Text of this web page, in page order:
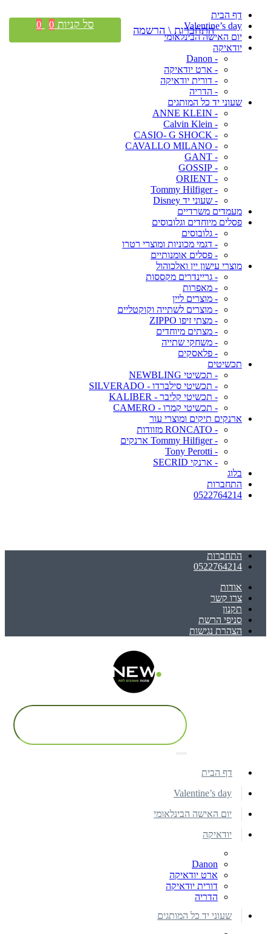
דף הבית
Valentine’s day
יום האישה הבינלאומי
יודאיקה
- Danon
- ארט יודאיקה
- דורית יודאיקה
- הדריה
שעוני יד כל המותגים
- ANNE KLEIN
- Calvin Klein
- CASIO- G SHOCK
- CAVALLO MILANO
- GANT
- GOSSIP
- ORIENT
- Tommy Hilfiger
- שעוני יד Disney
מעמדים משרדיים
פסלים מיוחדים וגלובוסים
- גלובוסים
- דגמי מכוניות ומוצרי רטרו
- פסלים אומנותיים
מוצרי עישון יין ואלכוהול
- גריינדרים מקססות
- מאפרות
- מוצרים ליין
- מוצרים לשתייה וקוקטליים
- מצתי זיפו ZIPPO
- מצתים מיוחדים
- משחקי שתייה
- פלאסקים
תכשיטים
- תכשיטי NEWBLING
- תכשיטי סילברדו - SILVERADO
- תכשיטי קליבר - KALIBER
- תכשיטי קמרו - CAMERO
ארנקים תיקים ומוצרי עור
- RONCATO מזוודות
- Tommy Hilfiger ארנקים
- Tony Perotti
- ארנקי SECRID
בלוג
התחברות
0522764214
התחברות
0522764214
אודות
צרו קשר
תקנון
סניפי הרשת
הצהרת נגישות
התחברות \ הרשמה סל קניות 0
0
דף הבית
Valentine’s day
יום האישה הבינלאומי
יודאיקה
Danon
ארט יודאיקה
דורית יודאיקה
הדריה
שעוני יד כל המותגים